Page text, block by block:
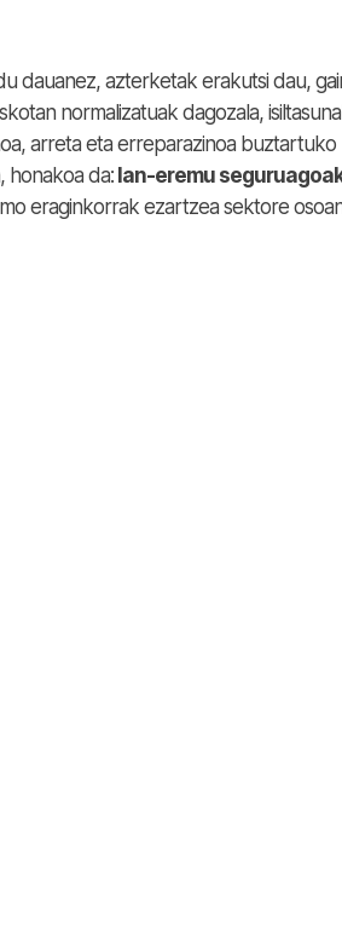
dauanez, azterketak erakutsi dau,
normalizatuak dagozala,
arreta eta erreparazinoa buztartuko
honakoa da:lan-eremu
eraginkorrak ezartzea sektore